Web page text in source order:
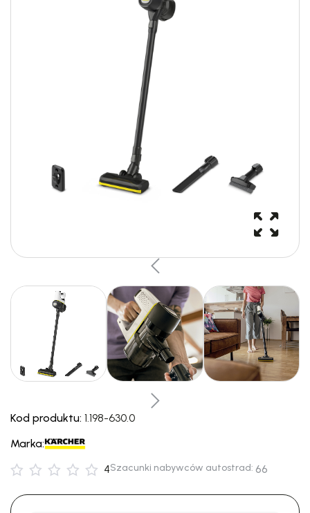
Kod produktu: 1.198-630.0
Marka:
4Szacunki nabywców autostrad: 66